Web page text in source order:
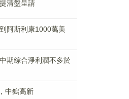
清盤呈請
阿斯利康1000萬美
期綜合淨利潤不多於
中鎢高新